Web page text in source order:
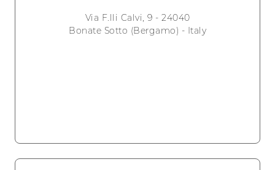
Via F.lli Calvi, 9 - 24040
Bonate Sotto (Bergamo) - Italy